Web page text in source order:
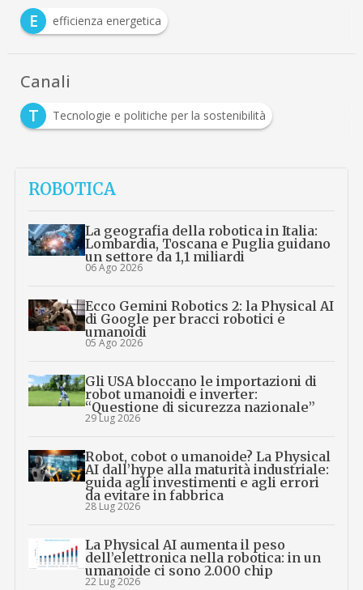
E efficienza energetica
Canali
T
Tecnologie e politiche per la sostenibilità
ROBOTICA
La geografia della robotica in Italia:
Lombardia, Toscana e Puglia guidano
un settore da 1,1 miliardi
06 Ago 2026
Ecco Gemini Robotics 2: la Physical AI
di Google per bracci robotici e
umanoidi
05 Ago 2026
Gli USA bloccano le importazioni di
robot umanoidi e inverter:
“Questione di sicurezza nazionale”
29 Lug 2026
Robot, cobot o umanoide? La Physical
AI dall’hype alla maturità industriale:
guida agli investimenti e agli errori
da evitare in fabbrica
28 Lug 2026
La Physical AI aumenta il peso
dell’elettronica nella robotica: in un
umanoide ci sono 2.000 chip
22 Lug 2026